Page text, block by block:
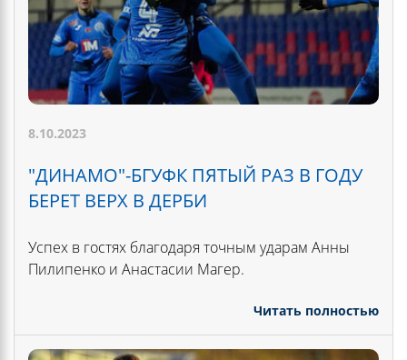
8.10.2023
"ДИНАМО"-БГУФК ПЯТЫЙ РАЗ В ГОДУ
БЕРЕТ ВЕРХ В ДЕРБИ
Успех в гостях благодаря точным ударам Анны
Пилипенко и Анастасии Магер.
Читать полностью